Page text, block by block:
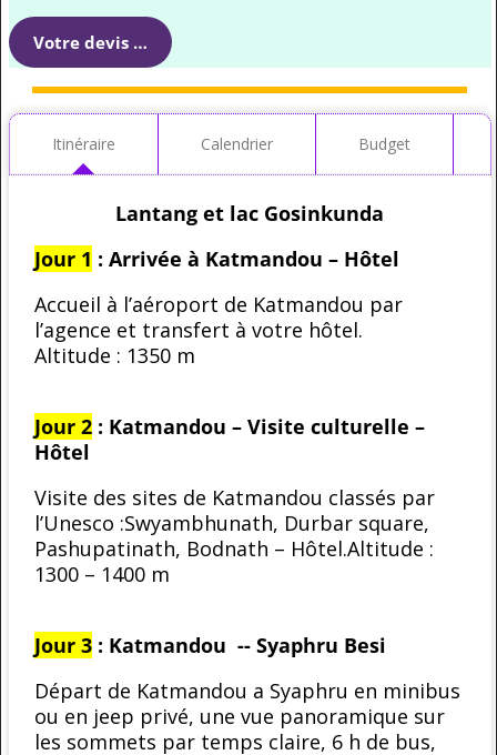
Votre devis …
Itinéraire Calendrier Budget
Lantang et lac Gosinkunda
Jour 1 : Arrivée à Katmandou – Hôtel
Accueil à l’aéroport de Katmandou par
l’agence et transfert à votre hôtel.
Altitude : 1350 m
Jour 2: Katmandou – Visite culturelle –
Hôtel
Visite des sites de Katmandou classés par
l’Unesco :Swyambhunath, Durbar square,
Pashupatinath, Bodnath – Hôtel.Altitude :
1300 – 1400 m
Jour 3: Katmandou -- Syaphru Besi
Départ de Katmandou a Syaphru en minibus
ou en jeep privé, une vue panoramique sur
les sommets par temps claire, 6 h de bus,